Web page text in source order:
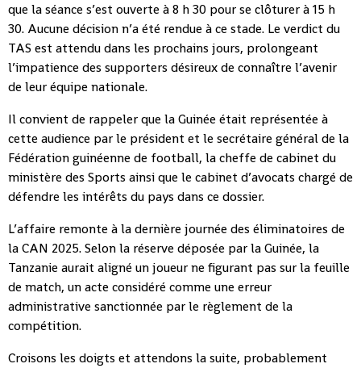
que la séance s’est ouverte à 8 h 30 pour se clôturer à 15 h
30. Aucune décision n’a été rendue à ce stade. Le verdict du
TAS est attendu dans les prochains jours, prolongeant
l’impatience des supporters désireux de connaître l’avenir
de leur équipe nationale.
Il convient de rappeler que la Guinée était représentée à
cette audience par le président et le secrétaire général de la
Fédération guinéenne de football, la cheffe de cabinet du
ministère des Sports ainsi que le cabinet d’avocats chargé de
défendre les intérêts du pays dans ce dossier.
L’affaire remonte à la dernière journée des éliminatoires de
la CAN 2025. Selon la réserve déposée par la Guinée, la
Tanzanie aurait aligné un joueur ne figurant pas sur la feuille
de match, un acte considéré comme une erreur
administrative sanctionnée par le règlement de la
compétition.
Croisons les doigts et attendons la suite, probablement